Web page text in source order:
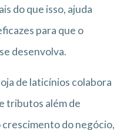
do que isso, ajuda
para que o
desenvolva.
de laticínios colabora
tributos além de
do negócio,